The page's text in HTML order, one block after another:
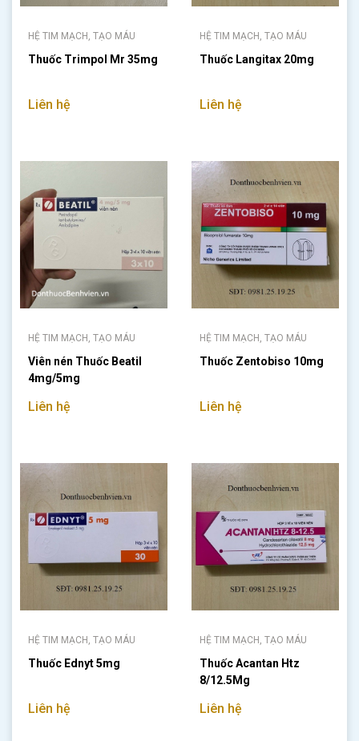
HỆ TIM MẠCH, TẠO MÁU
Thuốc Trimpol Mr 35mg
Liên hệ
HỆ TIM MẠCH, TẠO MÁU
Thuốc Langitax 20mg
Liên hệ
HỆ TIM MẠCH, TẠO MÁU
Viên nén Thuốc Beatil
4mg/5mg
Liên hệ
HỆ TIM MẠCH, TẠO MÁU
Thuốc Zentobiso 10mg
Liên hệ
HỆ TIM MẠCH, TẠO MÁU
Thuốc Ednyt 5mg
Liên hệ
HỆ TIM MẠCH, TẠO MÁU
Thuốc Acantan Htz
8/12.5Mg
Liên hệ